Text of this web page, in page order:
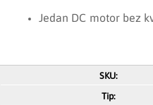
Jedan DC motor bez